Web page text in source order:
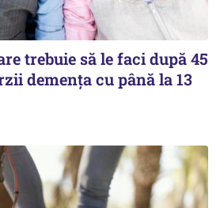
trebuie să le faci după 45
demența cu până la 13